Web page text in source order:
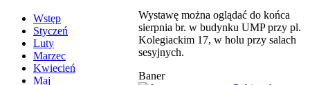
Wstęp
Styczeń
Luty
Marzec
Kwiecień
Maj
Wystawę można oglądać do końca
sierpnia br. w budynku UMP przy pl.
Kolegiackim 17, w holu przy salach
sesyjnych.
Baner